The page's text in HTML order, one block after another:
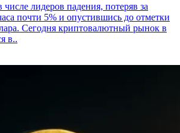
числе лидеров падения, потеряв за
почти 5% и опустившись до отметки
Сегодня криптовалютный рынок в
в..